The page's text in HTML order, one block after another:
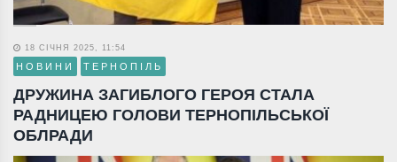
18 СІЧНЯ 2025, 11:54
НОВИНИ ТЕРНОПІЛЬ
ДРУЖИНА ЗАГИБЛОГО ГЕРОЯ СТАЛА
РАДНИЦЕЮ ГОЛОВИ ТЕРНОПІЛЬСЬКОЇ
ОБЛРАДИ